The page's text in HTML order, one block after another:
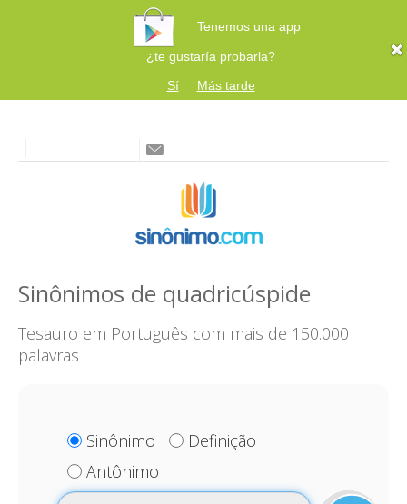
Tenemos una app
¿te gustaría probarla?
Sí
Más tarde
Sinônimos de quadricúspide
Tesauro em Português com mais de 150.000
palavras
Sinônimo
Definição
Antônimo